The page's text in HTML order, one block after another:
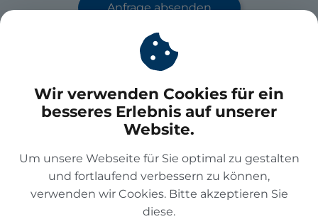
Anfrage absenden
Im Mediapark 5
50670 Köln
Mailinfo@pflege-betreuer.de
Leistungen
Wir verwenden Cookies für ein
besseres Erlebnis auf unserer
Website.
Um unsere Webseite für Sie optimal zu gestalten
und fortlaufend verbessern zu können,
verwenden wir Cookies. Bitte akzeptieren Sie
diese.